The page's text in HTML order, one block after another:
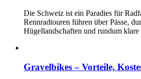
Die Schweiz ist ein Paradies für
Rennradtouren führen über Pässe,
Hügellandschaften und rundum klare
Gravelbikes – Vorteile,